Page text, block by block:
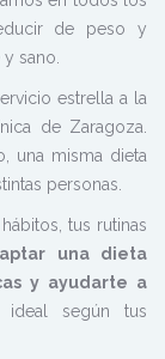
de peso y
sano.
estrella a la
de Zaragoza.
una misma dieta
personas.
tus rutinas
una dieta
y ayudarte a
según tus